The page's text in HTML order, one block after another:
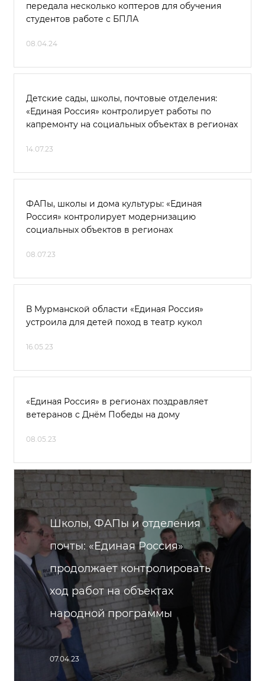
передала несколько коптеров для обучения
студентов работе с БПЛА
08.04.24
Детские сады, школы, почтовые отделения:
«Единая Россия» контролирует работы по
капремонту на социальных объектах в регионах
14.07.23
ФАПы, школы и дома культуры: «Единая
Россия» контролирует модернизацию
социальных объектов в регионах
08.07.23
В Мурманской области «Единая Россия»
устроила для детей поход в театр кукол
16.05.23
«Единая Россия» в регионах поздравляет
ветеранов с Днём Победы на дому
08.05.23
Школы, ФАПы и отделения
почты: «Единая Россия»
продолжает контролировать
ход работ на объектах
народной программы
07.04.23